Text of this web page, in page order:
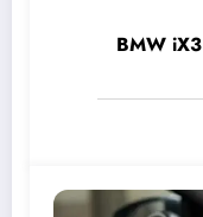
مقارنة بين سيارة Volvo EX60 و BMW iX3